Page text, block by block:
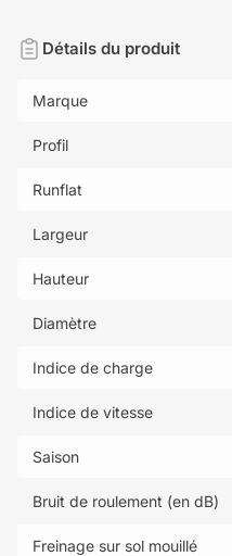
Détails du produit
Marque
Profil
Runflat
Largeur
Hauteur
Diamètre
Indice de charge
Indice de vitesse
Saison
Bruit de roulement (en dB)
Freinage sur sol mouillé